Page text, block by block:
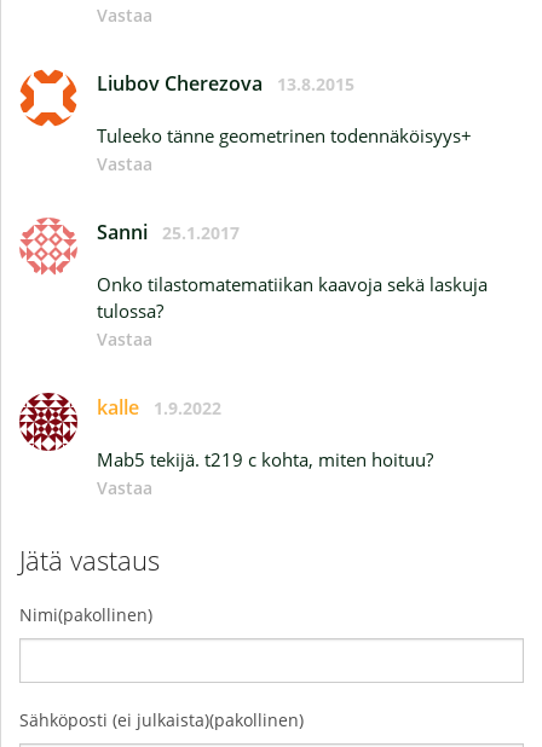
Vastaa
Liubov Cherezova 13.8.2015
Tuleeko tänne geometrinen todennäköisyys+
Vastaa
Sanni 25.1.2017
Onko tilastomatematiikan kaavoja sekä laskuja
tulossa?
Vastaa
kalle 1.9.2022
Mab5 tekijä. t219 c kohta, miten hoituu?
Vastaa
Jätä vastaus
Nimi(pakollinen)
Sähköposti (ei julkaista)(pakollinen)